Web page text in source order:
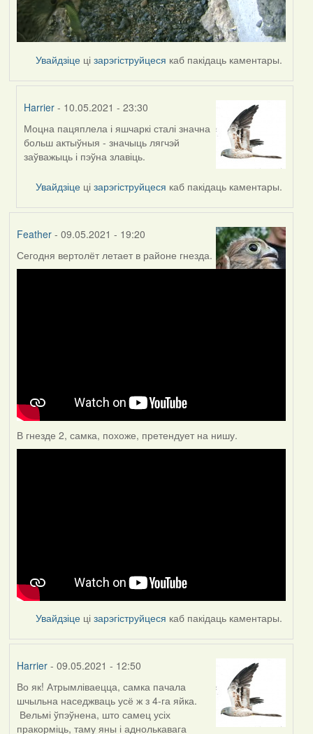
Увайдзіце цізарэгіструйцеся каб пакідаць каментары.
Harrier - 10.05.2021 - 23:30
In
reply
to
Lighty
Моцна пацяплела і яшчаркі сталі значна
больш актыўныя - значыць лягчэй
заўважыць і пэўна злавіць.
Увайдзіце цізарэгіструйцеся каб пакідаць каментары.
Feather- 09.05.2021 - 19:20
Сегодня вертолёт летает в районе гнезда.
В гнезде 2, самка, похоже, претендует на нишу.
Увайдзіце цізарэгіструйцеся каб пакідаць каментары.
Harrier- 09.05.2021 - 12:50
Во як! Атрымліваецца, самка пачала
шчыльна наседжваць усё ж з 4-га яйка.
Вельмі ўпэўнена, што самец усіх
пракорміць, таму яны і аднолькавага